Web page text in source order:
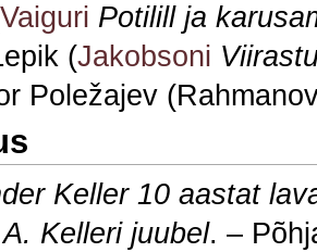
Vaiguri Potilill ja
(Jakobsoni
Poležajev
Keller 10 aastat
Kelleri juubel. –